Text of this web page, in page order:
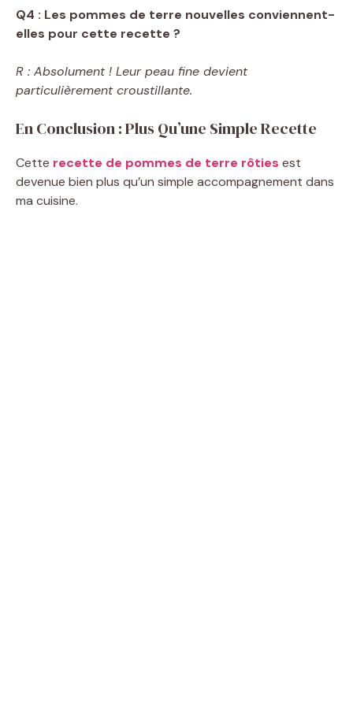
Q4 : Les pommes de terre nouvelles conviennent-
elles pour cette recette ?
R : Absolument ! Leur peau fine devient
particulièrement croustillante.
En Conclusion : Plus Qu’une Simple Recette
Cette recette de pommes de terre rôties est
devenue bien plus qu’un simple accompagnement dans
ma cuisine.